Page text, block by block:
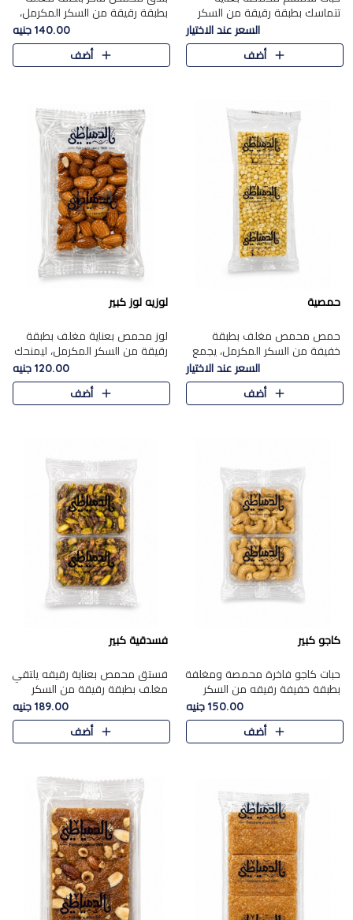
تتماسك بطبقة رقيقة من السكر
المكرمل، لتقدم طعم السمسم
المميز وقرمشتة التي ارتبطت ببهجة
المولد عبر الأجيال.
السعر عند الاختيار
أضف
بطبقة رقيقة من السكر المكرمل،
يجمع بين النكهة الغنية ناتي
والقرمشة الراقية المرضية في
حلوى شرقية أنيقه بطابع مميز.
140.00 جنيه
أضف
حمصية
حمص محمص مغلف بطبقة
خفيفة من السكر المكرمل، يجمع
بين القرمشة المميزة والطعم
الشرقي الأصيل في واحدة من أشهر
حلويات الموسم.
السعر عند الاختيار
أضف
لوزيه لوز كبير
لوز محمص بعناية مغلف بطبقة
رقيقة من السكر المكرمل، ليمنحك
قرمشة راقية ونكهة غنية تبرز
فخامة اللوز في كل قطعة.
120.00 جنيه
أضف
كاجو كبير
حبات كاجو فاخرة محمصة ومغلفة
بطبقة خفيفة رقيقه من السكر
المكرمل، تجمع بين توازن النعومة
زبدية غنية فاخرة والقرمشة
المرضية في حلوى شرقية بطاب..
150.00 جنيه
أضف
فسدقية كبير
فستق محمص بعناية رقيقه يلتقي
مغلف بطبقة رقيقة من السكر
المكرمل، ليقدم مذاقًا فاخرًا حلوي
شرقية فاخرة ونكهة غنية ناتي تميز
كل قطعة و قوام هش
189.00 جنيه
أضف